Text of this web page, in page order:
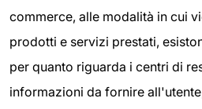
commerce, alle modalità in cui
prodotti e servizi prestati,
per quanto riguarda i centri di
informazioni da fornire